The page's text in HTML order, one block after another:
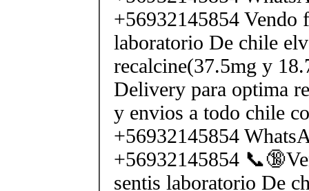
+56932145854 Vendo
laboratorio De chile
recalcine(37.5mg y
Delivery para optima
y envios a todo chile
+56932145854
+56932145854
sentis laboratorio De